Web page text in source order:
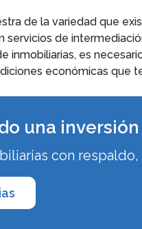
de la variedad que
de
inmobiliarias, es
económicas que
una
con respaldo,